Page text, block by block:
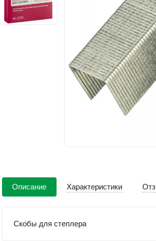
Описание Характеристики
Скобы для степлера